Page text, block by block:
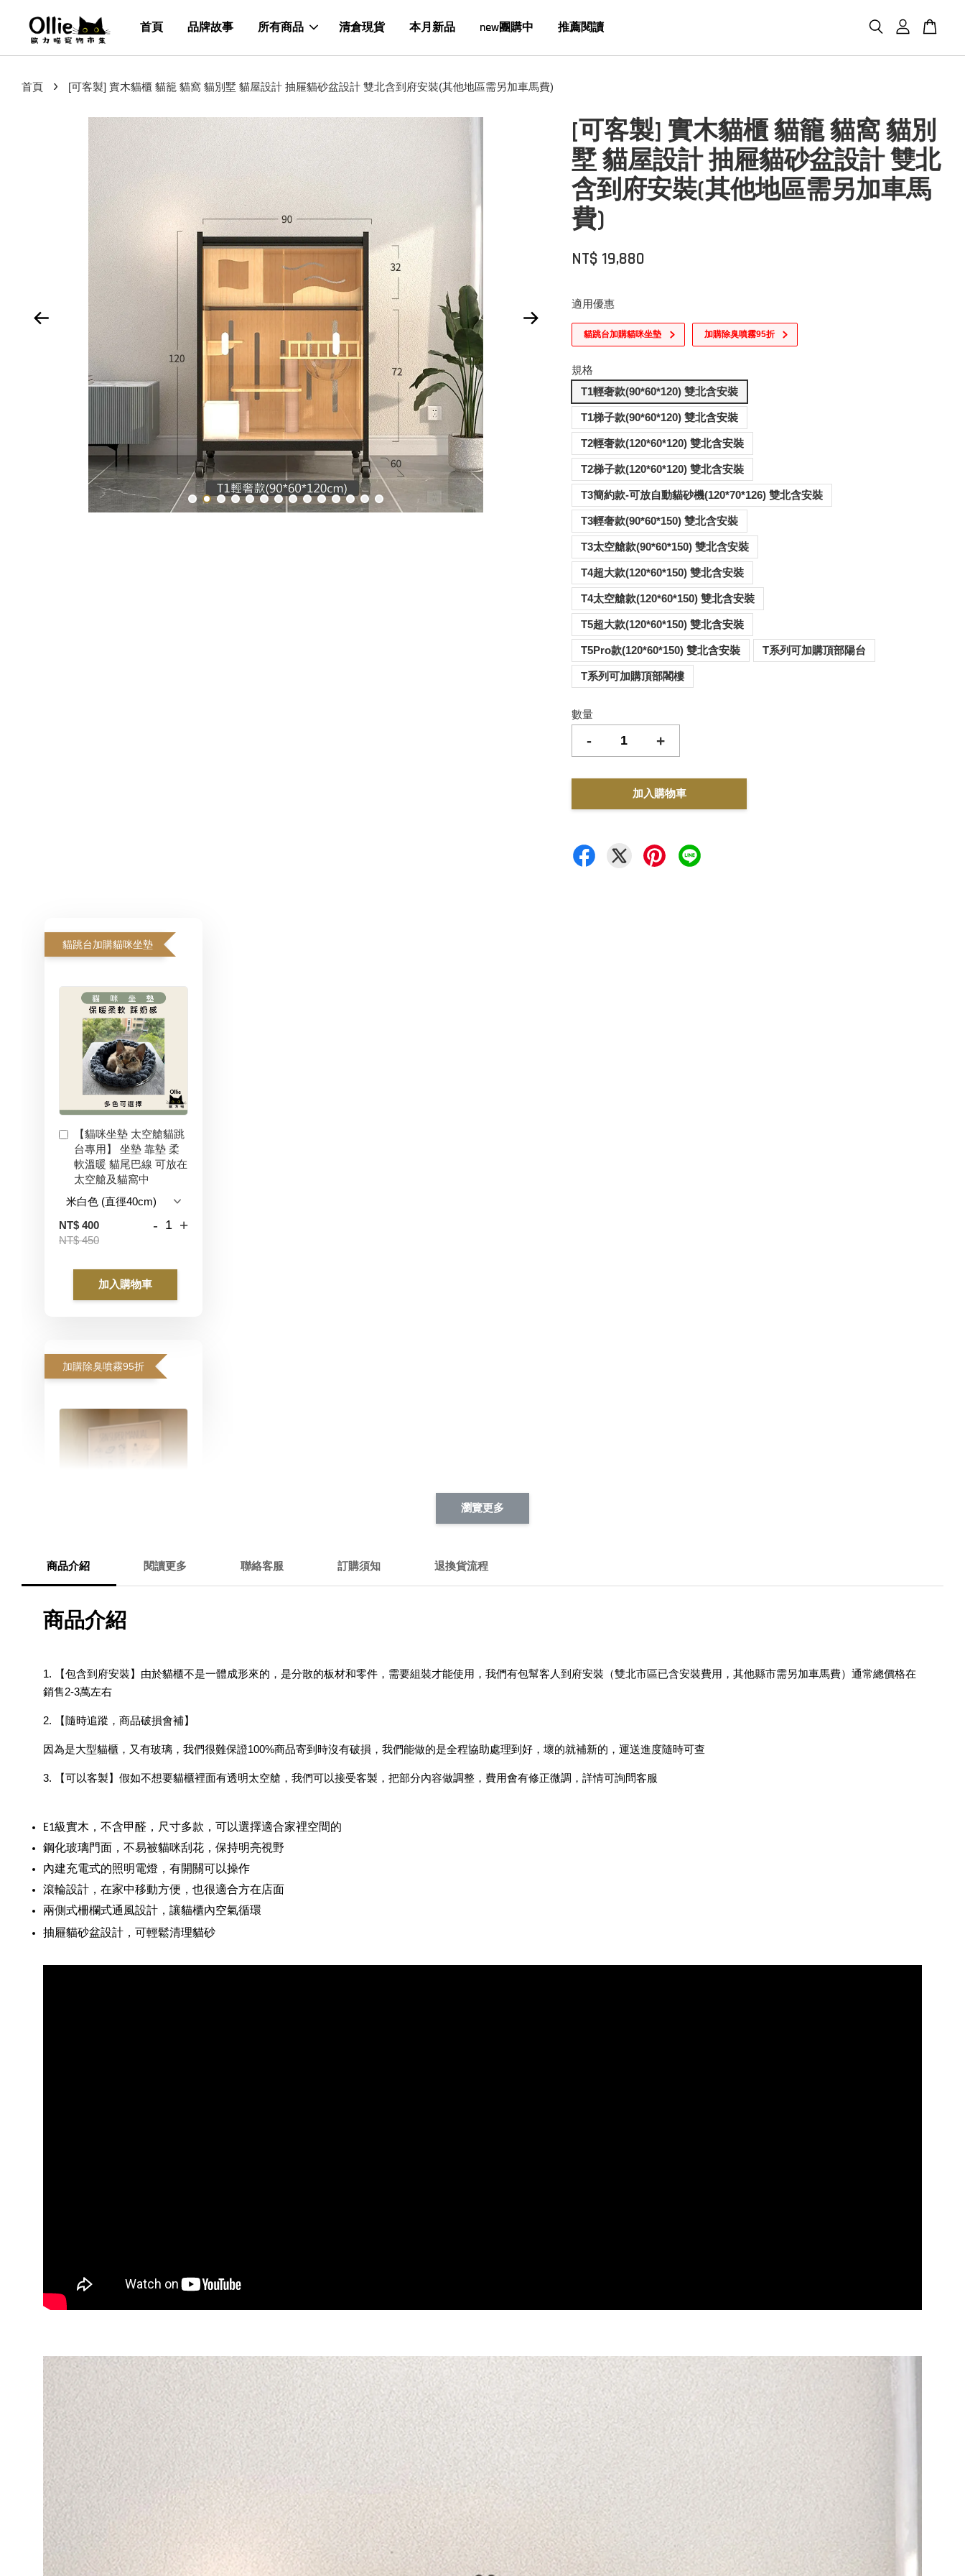
首頁 品牌故事 所有商品 清倉現貨 本月新品 new團購中 推薦閱讀
首頁 › [可客製] 實木貓櫃 貓籠 貓窩 貓別墅 貓屋設計 抽屜貓砂盆設計 雙北含到府安裝(其他地區需另加車馬費)
[可客製] 實木貓櫃 貓籠 貓窩 貓別
墅 貓屋設計 抽屜貓砂盆設計 雙北
含到府安裝(其他地區需另加車馬
費)
NT$ 19,880
適用優惠
貓跳台加購貓咪坐墊 加購除臭噴霧95折
規格
T1輕奢款(90*60*120) 雙北含安裝
T1梯子款(90*60*120) 雙北含安裝
T2輕奢款(120*60*120) 雙北含安裝
T2梯子款(120*60*120) 雙北含安裝
T3簡約款-可放自動貓砂機(120*70*126) 雙北含安裝
T3輕奢款(90*60*150) 雙北含安裝
T3太空艙款(90*60*150) 雙北含安裝
T4超大款(120*60*150) 雙北含安裝
T4太空艙款(120*60*150) 雙北含安裝
T5超大款(120*60*150) 雙北含安裝
T5Pro款(120*60*150) 雙北含安裝 T系列可加購頂部陽台
T系列可加購頂部閣樓
數量
- +
加入購物車
貓跳台加購貓咪坐墊
【貓咪坐墊 太空艙貓跳
台專用】 坐墊 靠墊 柔
軟溫暖 貓尾巴線 可放在
太空艙及貓窩中
NT$ 400
NT$ 450
- +
加入購物車
加購除臭噴霧95折
尿除臭 日本專利柿子單
寧 真正薰衣草香調
NT$ 370
NT$ 390
- +
瀏覽更多
商品介紹 閱讀更多 聯絡客服 訂購須知 退換貨流程
商品介紹
1. 【包含到府安裝】由於貓櫃不是一體成形來的，是分散的板材和零件，需要組裝才能使用，我們有包幫客人到府安裝（雙北市區已含安裝費用，其他縣市需另加車馬費）通常總價格在
銷售2-3萬左右
2. 【隨時追蹤，商品破損會補】
因為是大型貓櫃，又有玻璃，我們很難保證100%商品寄到時沒有破損，我們能做的是全程協助處理到好，壞的就補新的，運送進度隨時可查
3. 【可以客製】假如不想要貓櫃裡面有透明太空艙，我們可以接受客製，把部分內容做調整，費用會有修正微調，詳情可詢問客服
E1級實木，不含甲醛，尺寸多款，可以選擇適合家裡空間的
鋼化玻璃門面，不易被貓咪刮花，保持明亮視野
內建充電式的照明電燈，有開關可以操作
滾輪設計，在家中移動方便，也很適合方在店面
兩側式柵欄式通風設計，讓貓櫃內空氣循環
抽屜貓砂盆設計，可輕鬆清理貓砂